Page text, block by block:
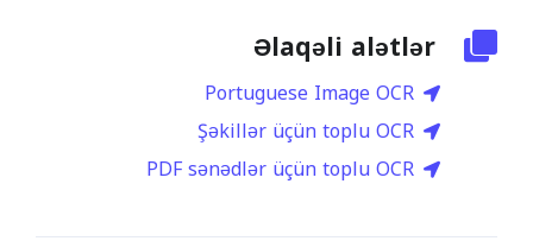
Əlaqəli alətlər
Portuguese Image OCR
Şəkillər üçün toplu OCR
PDF sənədlər üçün toplu OCR